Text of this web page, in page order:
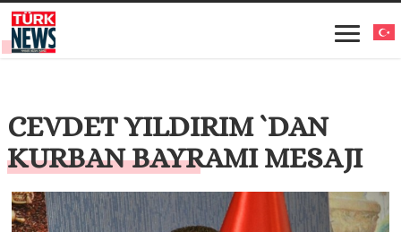
CEVDET YILDIRIM `DAN
KURBAN BAYRAMI MESAJI